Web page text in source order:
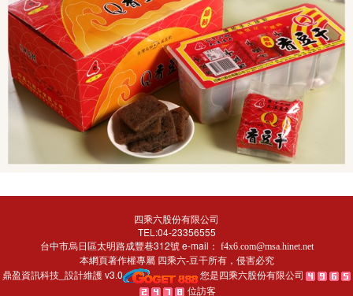
四乘六股份有限公司
TEL:04-23356555
台中市烏日區太明路成豐巷312號 e-mail： f4x6.com@msa.hinet.net
本網頁著作權專屬四乘六-豆干所有，侵害必究
鼎盈資訊科技_設計維護 v3.0
您是四乘六股份有限公司
位訪客